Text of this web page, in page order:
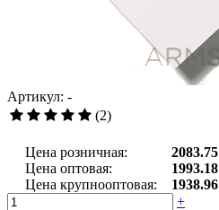
Артикул: -
(2)
Цена розничная: 2083.75
Цена оптовая:
1993.18
Цена крупнооптовая:
1938.96
+